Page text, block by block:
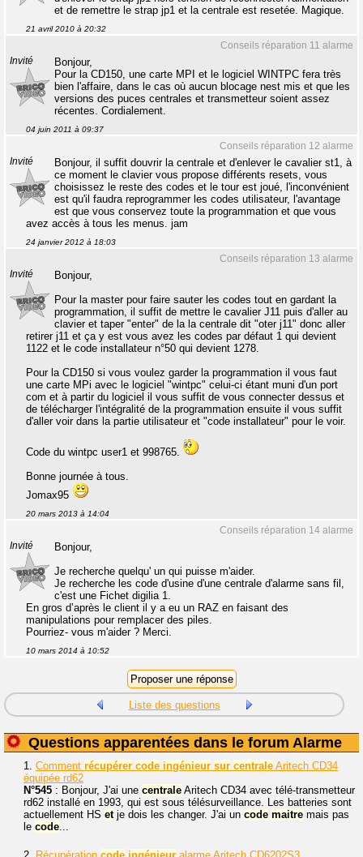
et de remettre le strap jp1 et la centrale est resetée. Magique.
21 avril 2010 à 20:32
Conseils réparation 11 alarme
Invité
Bonjour,
Pour la CD150, une carte MPI et le logiciel WINTPC fera très
bien l'affaire, dans le cas où aucun blocage nest mis et que les
versions des puces centrales et transmetteur soient assez
récentes. Cordialement.
04 juin 2011 à 09:37
Conseils réparation 12 alarme
Invité
Bonjour, il suffit douvrir la centrale et d'enlever le cavalier st1, à
ce moment le clavier vous propose différents resets, vous
choisissez le reste des codes et le tour est joué, l'inconvénient
est qu'il faudra reprogrammer les codes utilisateur, l'avantage
est que vous conservez toute la programmation et que vous
avez accès à tous les menus. jam
24 janvier 2012 à 18:03
Conseils réparation 13 alarme
Invité
Bonjour,
Pour la master pour faire sauter les codes tout en gardant la
programmation, il suffit de mettre le cavalier J11 puis d'aller au
clavier et taper "enter" de la la centrale dit "oter j11" donc aller
retirer j11 et ça y est vous avez les codes par défaut 1 qui devient
1122 et le code installateur n°50 qui devient 1278.
Pour la CD150 si vous voulez garder la programmation il vous faut
une carte MPi avec le logiciel "wintpc" celui-ci étant muni d'un port
com et à partir du logiciel il vous suffit de vous connecter dessus et
de télécharger l'intégralité de la programmation ensuite il vous suffit
d'aller voir dans la partie utilisateur et "code installateur" pour le voir.
Code du wintpc user1 et 998765.
Bonne journée à tous.
Jomax95
20 mars 2013 à 14:04
Conseils réparation 14 alarme
Invité
Bonjour,
Je recherche quelqu' un qui puisse m'aider.
Je recherche les code d'usine d'une centrale d'alarme sans fil,
c'est une Fichet digilia 1.
En gros d’après le client il y a eu un RAZ en faisant des
manipulations pour remplacer des piles.
Pourriez- vous m'aider ? Merci.
10 mars 2014 à 10:52
Liste des questions
Questions apparentées dans le forum Alarme
1. Comment récupérer code ingénieur sur centrale Aritech CD34
équipée rd62
N°545 : Bonjour, J'ai une centrale Aritech CD34 avec télé-transmetteur
rd62 installé en 1993, qui est sous télésurveillance. Les batteries sont
actuellement HS etje dois les changer. J'ai un code maitre mais pas
le code...